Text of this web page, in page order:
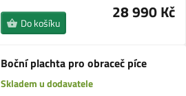
28 990 Kč
Do košíku
Boční plachta pro obraceč píce
Skladem u dodavatele